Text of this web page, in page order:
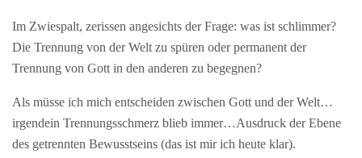
Im Zwiespalt, zerissen angesichts der Frage: was ist schlimmer?
Die Trennung von der Welt zu spüren oder permanent der
Trennung von Gott in den anderen zu begegnen?
Als müsse ich mich entscheiden zwischen Gott und der Welt…
irgendein Trennungsschmerz blieb immer…Ausdruck der Ebene
des getrennten Bewusstseins (das ist mir ich heute klar).